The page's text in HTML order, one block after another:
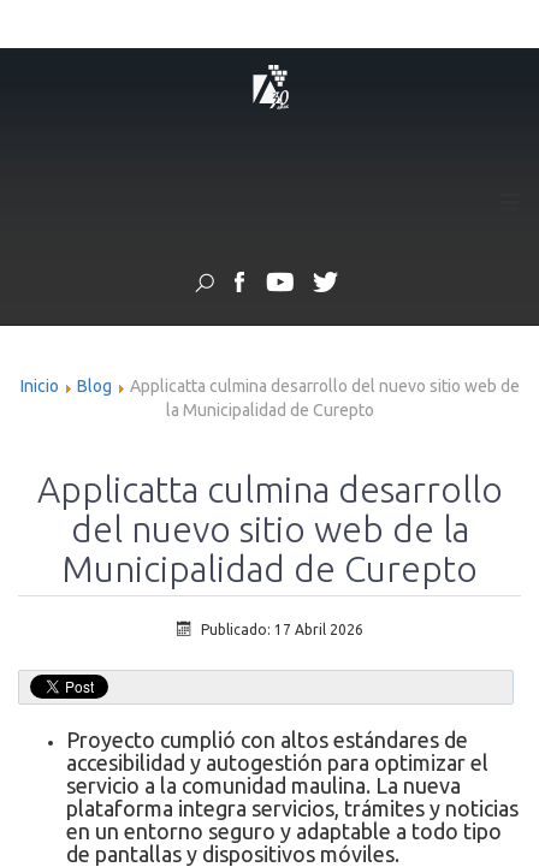
Inicio Blog
Applicatta culmina desarrollo del nuevo sitio web de
la Municipalidad de Curepto
Applicatta culmina desarrollo
del nuevo sitio web de la
Municipalidad de Curepto
Publicado: 17 Abril 2026
Proyecto cumplió con altos estándares de
accesibilidad y autogestión para optimizar el
servicio a la comunidad maulina. La nueva
plataforma integra servicios, trámites y noticias
en un entorno seguro y adaptable a todo tipo
de pantallas y dispositivos móviles.